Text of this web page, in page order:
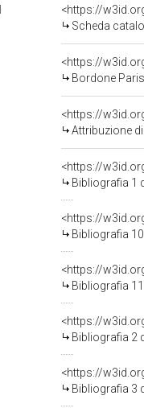
<https://
Scheda
<https://
Bordone
<https://
Attribuzione
<https://
Bibliografia 1
<https://
Bibliografia
<https://
Bibliografia
<https://
Bibliografia 2
<https://
Bibliografia 3